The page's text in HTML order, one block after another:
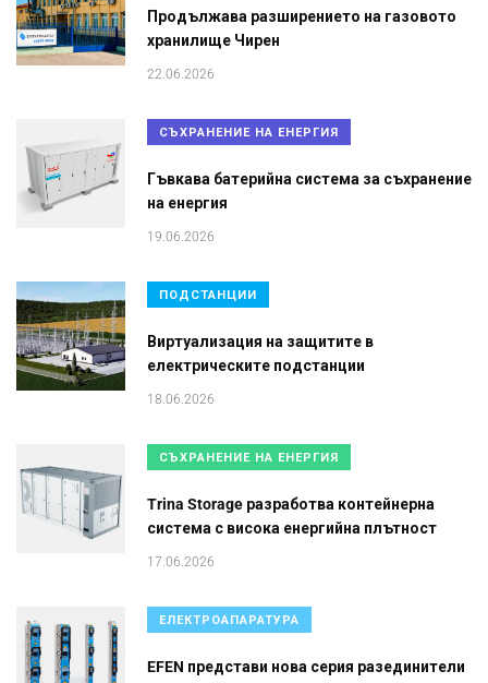
Продължава разширението на газовото
хранилище Чирен
22.06.2026
СЪХРАНЕНИЕ НА ЕНЕРГИЯ
Гъвкава батерийна система за съхранение
на енергия
19.06.2026
ПОДСТАНЦИИ
Виртуализация на защитите в
електрическите подстанции
18.06.2026
СЪХРАНЕНИЕ НА ЕНЕРГИЯ
Trina Storage разработва контейнерна
система с висока енергийна плътност
17.06.2026
ЕЛЕКТРОАПАРАТУРА
EFEN представи нова серия разединители